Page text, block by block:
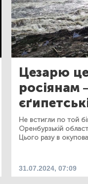
Цезарю
росіянам
Не встигли по той
Оренбурзькій
Цього разу в
31.07.2024, 07:09